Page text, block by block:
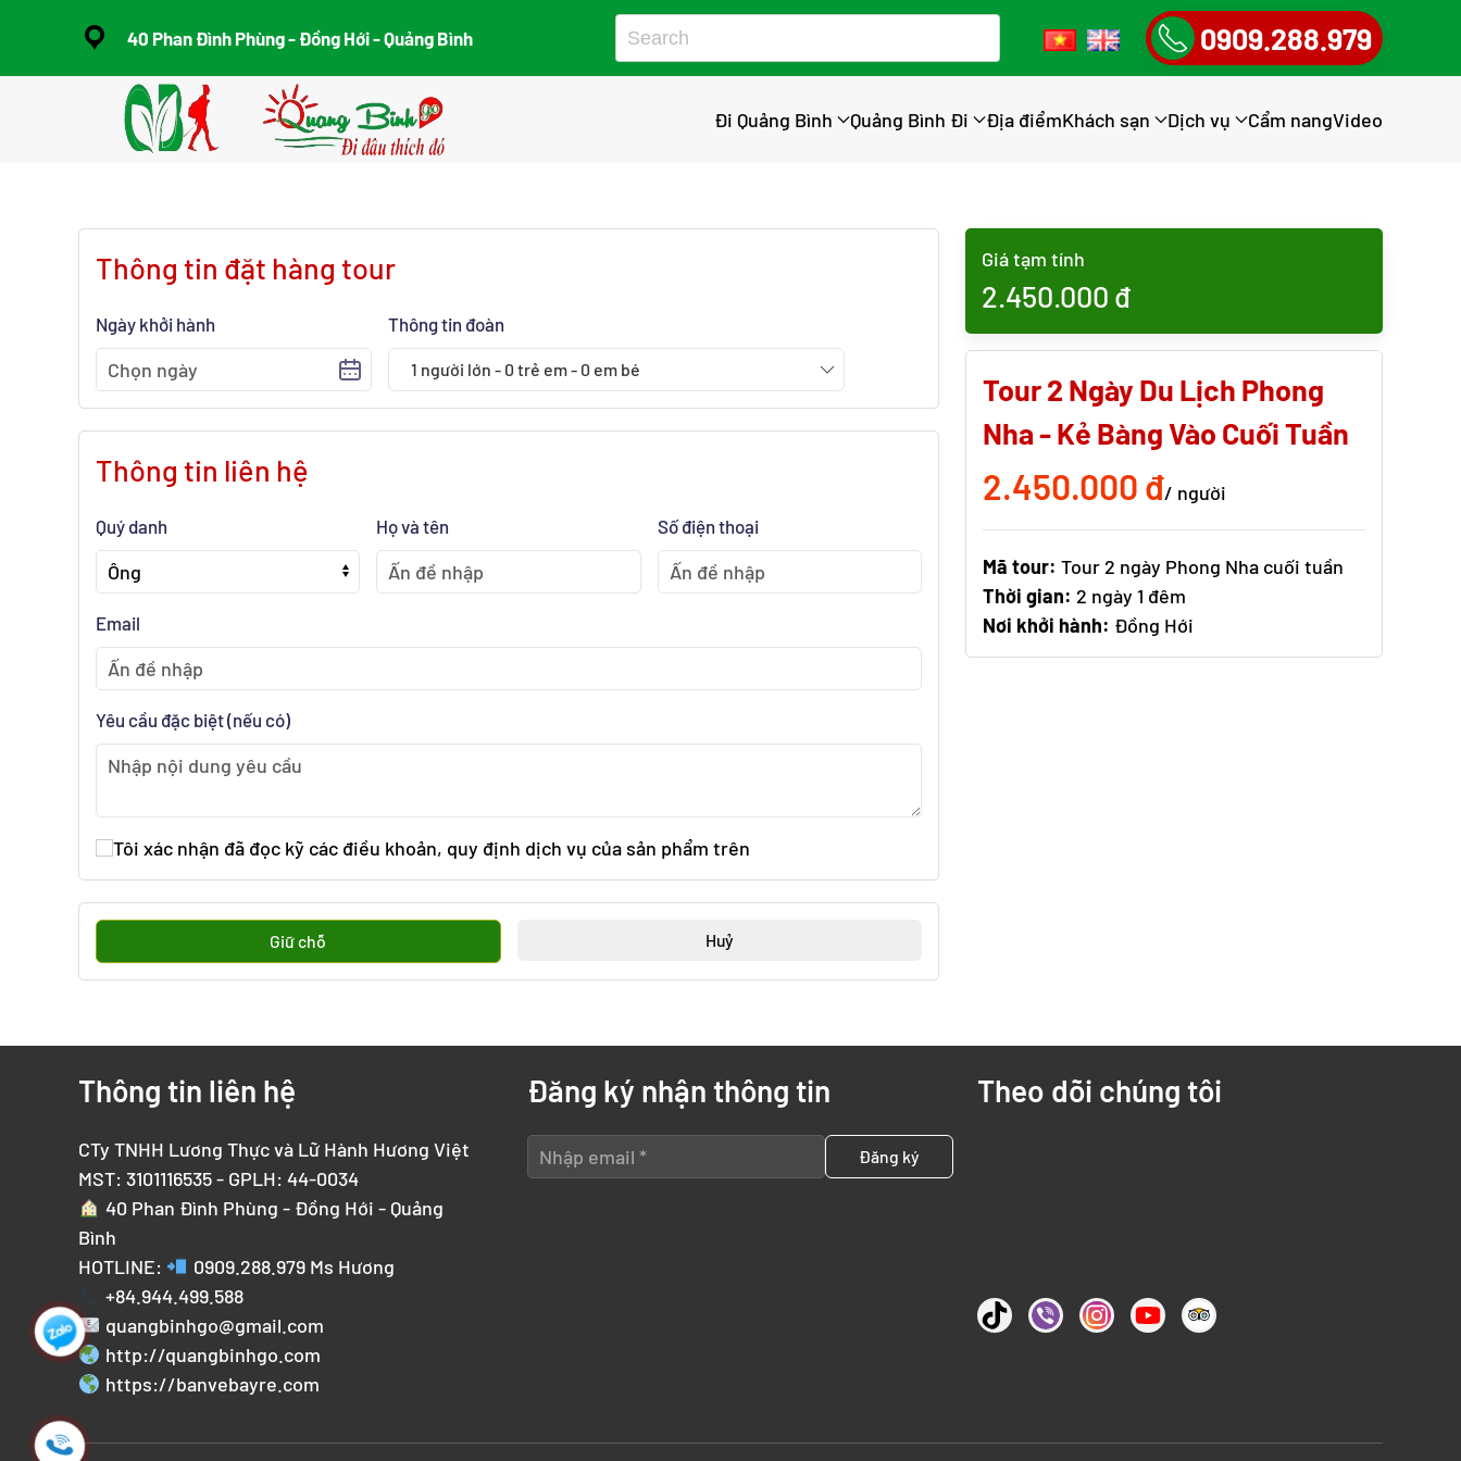
40 Phan Đình Phùng - Đồng Hới - Quảng Bình 0909.288.979
Đi Quảng Bình Quảng Bình Đi Địa điểmKhách sạn Dịch vụ Cẩm nangVideo
Giá tạm tính
2.450.000 đ
Tour 2 Ngày Du Lịch Phong
Nha - Kẻ Bàng Vào Cuối Tuần
2.450.000 đ/ người
Mã tour: Tour 2 ngày Phong Nha cuối tuần
Thời gian: 2 ngày 1 đêm
Nơi khởi hành: Đồng Hới
Thông tin đặt hàng tour
Ngày khởi hành Thông tin đoàn
1 người lớn - 0 trẻ em- 0 em bé
Thông tin liên hệ
Quý danh Họ và tên Số điện thoại
Email
Yêu cầu đặc biệt (nếu có)
Tôi xác nhận đã đọc kỹ các điều khoản, quy định dịch vụ của sản phẩm trên
Giữ chỗ Huỷ
Thông tin liên hệ
CTy TNHH Lương Thực và Lữ Hành Hương Việt
MST: 3101116535 - GPLH: 44-0034
40 Phan Đình Phùng - Đồng Hới - Quảng
Bình
HOTLINE:
0909.288.979Ms Hương
+84.944.499.588
quangbinhgo@gmail.com
http://quangbinhgo.com
https://banvebayre.com
Đăng ký nhận thông tin Theo dõi chúng tôi